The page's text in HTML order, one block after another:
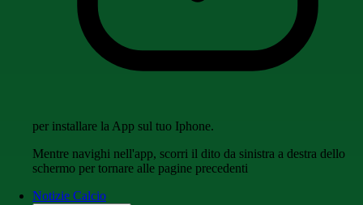
per installare la App sul tuo Iphone.
Mentre navighi nell'app, scorri il dito da sinistra a destra dello
schermo per tornare alle pagine precedenti
Notizie Calcio